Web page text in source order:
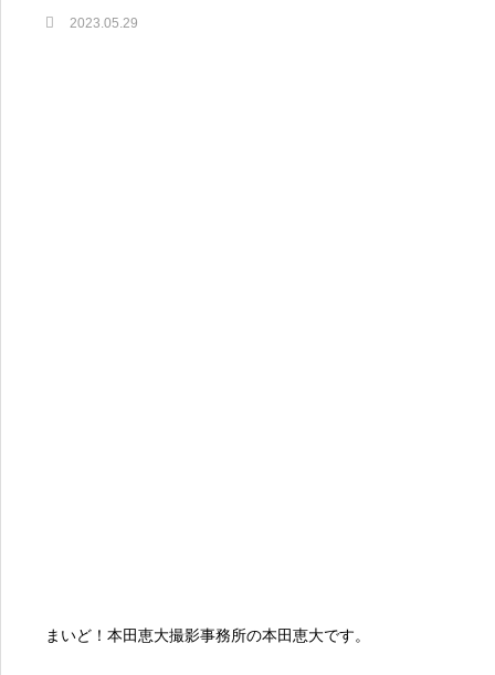
2023.05.29
まいど！本田恵大撮影事務所の本田恵大です。